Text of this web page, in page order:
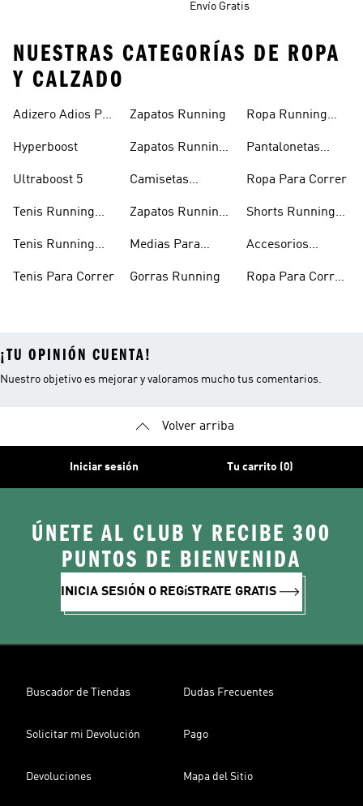
Envío Gratis
NUESTRAS CATEGORÍAS DE ROPA
Y CALZADO
Adizero Adios Pro
Hyperboost
Ultraboost 5
Tenis Running
Tenis Running
Tenis Para Correr
Zapatos Running
Zapatos Running
Camisetas
Zapatos Running
Medias Para
Gorras Running
Ropa Running
Pantalonetas
Ropa Para Correr
Shorts Running
Accesorios
Ropa Para Correr
¡TU OPINIÓN CUENTA!
Nuestro objetivo es mejorar y valoramos mucho tus comentarios.
Volver arriba
Iniciar sesión Tu carrito (0)
ÚNETE AL CLUB Y RECIBE 300
PUNTOS DE BIENVENIDA
INICIA SESIÓN O REGíSTRATE GRATIS
Buscador de Tiendas Dudas Frecuentes
Solicitar mi Devolución Pago
Devoluciones Mapa del Sitio